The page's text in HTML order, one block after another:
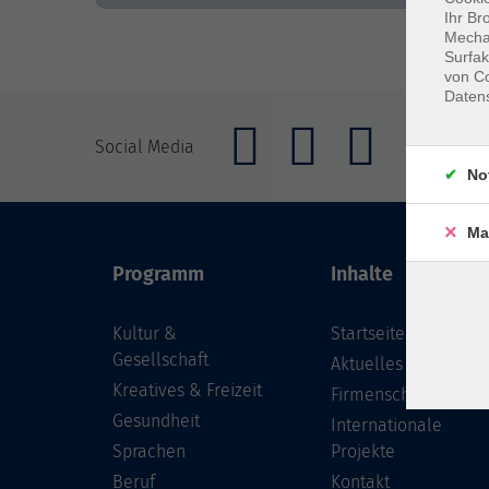
Social Media
Programm
Kultur &
Gesellschaft
Kreatives & Freizeit
Gesundheit
Sprachen
Beruf
Inhalte
Startseite
Aktuelles
Firmenschulungen
Internationale
Projekte
Kontakt
Ihr
von